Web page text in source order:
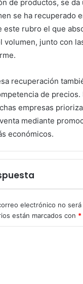
de productos, se da
se ha recuperado
este rubro el que
volumen, junto con
recuperación
de precios.
empresas
mediante
económicos.
electrónico no será
están marcados con *